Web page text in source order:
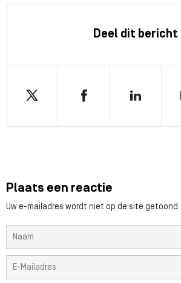
Deel dit bericht
Plaats een reactie
Uw e-mailadres wordt niet op de site getoond